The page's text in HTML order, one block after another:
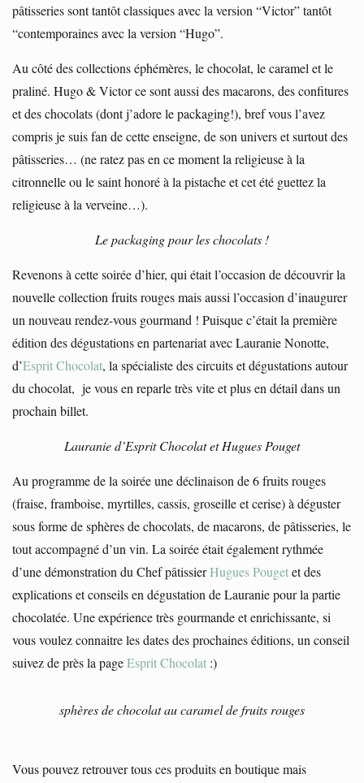
pâtisseries sont tantôt classiques avec la version “Victor” tantôt
“contemporaines avec la version “Hugo”.
Au côté des collections éphémères, le chocolat, le caramel et le
praliné. Hugo & Victor ce sont aussi des macarons, des confitures
et des chocolats (dont j’adore le packaging!), bref vous l’avez
compris je suis fan de cette enseigne, de son univers et surtout des
pâtisseries… (ne ratez pas en ce moment la religieuse à la
citronnelle ou le saint honoré à la pistache et cet été guettez la
religieuse à la verveine…).
Le packaging pour les chocolats !
Revenons à cette soirée d’hier, qui était l’occasion de découvrir la
nouvelle collection fruits rouges mais aussi l’occasion d’inaugurer
un nouveau rendez-vous gourmand ! Puisque c’était la première
édition des dégustations en partenariat avec Lauranie Nonotte,
d’Esprit Chocolat, la spécialiste des circuits et dégustations autour
du chocolat, je vous en reparle très vite et plus en détail dans un
prochain billet.
Lauranie d’Esprit Chocolat et Hugues Pouget
Au programme de la soirée une déclinaison de 6 fruits rouges
(fraise, framboise, myrtilles, cassis, groseille et cerise) à déguster
sous forme de sphères de chocolats, de macarons, de pâtisseries, le
tout accompagné d’un vin. La soirée était également rythmée
d’une démonstration du Chef pâtissierHugues Pougetet des
explications et conseils en dégustation de Lauranie pour la partie
chocolatée. Une expérience très gourmande et enrichissante, si
vous voulez connaitre les dates des prochaines éditions, un conseil
suivez de près la pageEsprit Chocolat :)
sphères de chocolat au caramel de fruits rouges
Vous pouvez retrouver tous ces produits en boutique mais